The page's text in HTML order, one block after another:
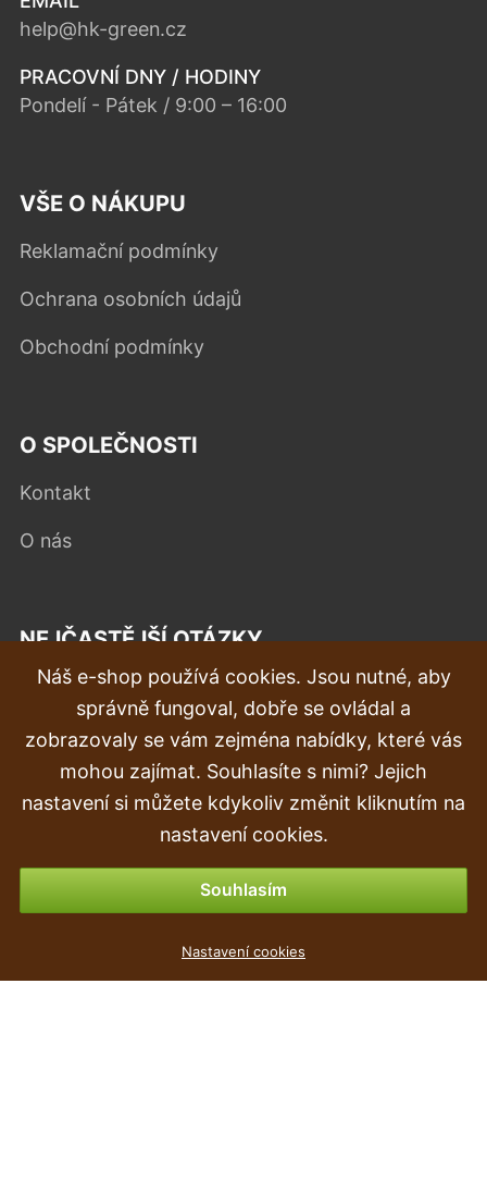
help@hk-green.cz
PRACOVNÍ DNY / HODINY
Pondelí - Pátek / 9:00 – 16:00
VŠE O NÁKUPU
Reklamační podmínky
Ochrana osobních údajů
Obchodní podmínky
O SPOLEČNOSTI
Kontakt
O nás
NEJČASTĚJŠÍ OTÁZKY
Reklamace
Doprava a doručení
Objednávka
Náš e-shop používá cookies. Jsou nutné, aby
správně fungoval, dobře se ovládal a
zobrazovaly se vám zejména nabídky, které vás
mohou zajímat. Souhlasíte s nimi? Jejich
nastavení si můžete kdykoliv změnit kliknutím na
nastavení cookies.
Souhlasím
Nastavení cookies